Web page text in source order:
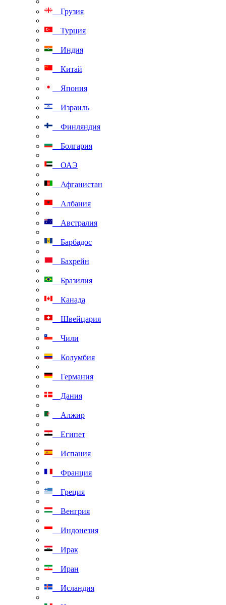
Грузия
Турция
Индия
Китай
Япония
Израиль
Финляндия
Болгария
ОАЭ
Афганистан
Албания
Австралия
Барбадос
Бахрейн
Бразилия
Канада
Швейцария
Чили
Колумбия
Германия
Дания
Алжир
Египет
Испания
Франция
Греция
Венгрия
Индонезия
Ирак
Иран
Исландия